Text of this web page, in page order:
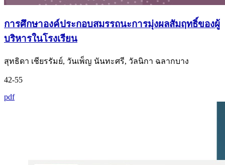
การศึกษาองค์ประกอบสมรรถนะการมุ่งผลสัมฤทธิ์ของผู้
บริหารในโรงเรียน
สุทธิดา เชียรรัมย์, วันเพ็ญ นันทะศรี, วัลนิกา ฉลากบาง
42-55
pdf